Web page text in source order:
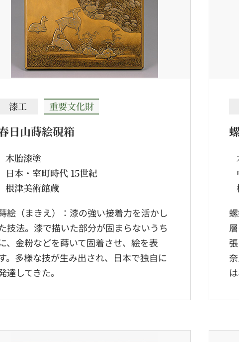
漆工 重要文化財
日山蒔絵硯箱
木胎漆塗
日本・室町時代 15世紀
根津美術館蔵
絵（まきえ）：漆の強い接着力を活かし
技法。漆で描いた部分が固まらないうち
、金粉などを蒔いて固着させ、絵を表
。多様な技が生み出され、日本で独自に
達してきた。